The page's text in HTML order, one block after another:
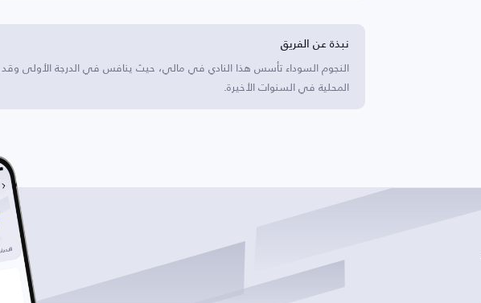
نبذة عن الفريق
النجوم السوداء تأسس هذا النادي في مالي، حيث ينافس في الدرجة الأولى
المحلية في السنوات الأخيرة.